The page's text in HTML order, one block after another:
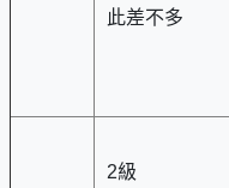
此差不多
2級